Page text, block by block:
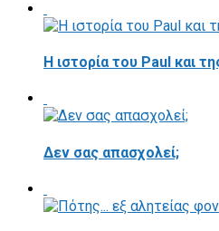
Η ιστορία του Paul και
Δεν σας απασχολεί;